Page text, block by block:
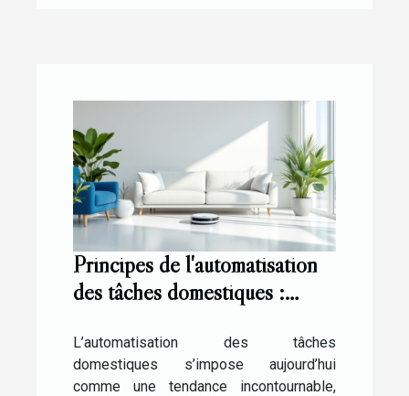
Principes de l'automatisation
des tâches domestiques :
L’automatisation des tâches
domestiques s’impose aujourd’hui
comme une tendance incontournable,